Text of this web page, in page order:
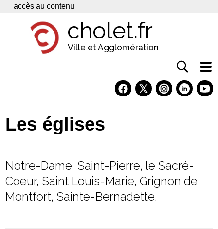
Panneau de gestion des cookies
accès au contenu
cholet.fr
Ville et Agglomération
Economie
Contacts
Les églises
Notre-Dame, Saint-Pierre, le Sacré-
Coeur, Saint Louis-Marie, Grignon de
Montfort, Sainte-Bernadette.